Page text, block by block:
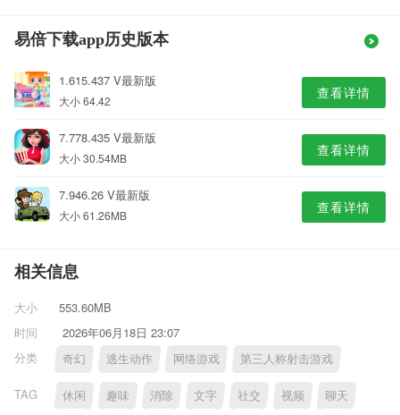
易倍下载app历史版本
1.615.437 V最新版
大小 64.42 查看详情
7.778.435 V最新版
大小 30.54MB 查看详情
7.946.26 V最新版
大小 61.26MB 查看详情
相关信息
大小
553.60MB
时间
2026年06月18日 23:07
分类
奇幻 逃生动作 网络游戏 第三人称射击游戏
TAG 休闲 趣味 消除 文字 社交 视频 聊天